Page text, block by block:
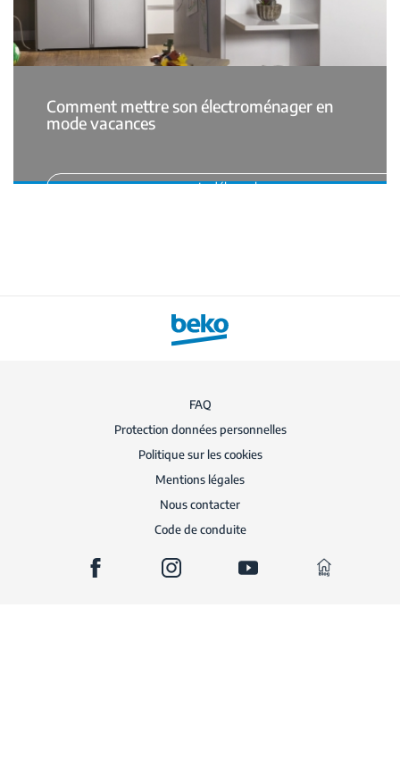
Comment mettre son électroménager en
mode vacances
Je débranche
FAQ
Protection données personnelles
Politique sur les cookies
Mentions légales
Nous contacter
Code de conduite